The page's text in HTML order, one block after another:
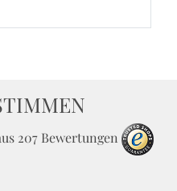
207 Bewertungen